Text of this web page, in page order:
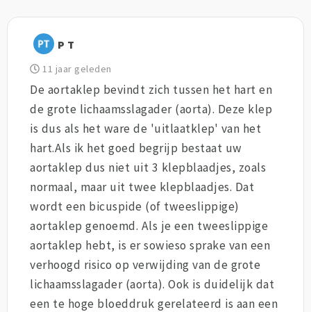
P T
11 jaar geleden
De aortaklep bevindt zich tussen het hart en
de grote lichaamsslagader (aorta). Deze klep
is dus als het ware de 'uitlaatklep' van het
hart.Als ik het goed begrijp bestaat uw
aortaklep dus niet uit 3 klepblaadjes, zoals
normaal, maar uit twee klepblaadjes. Dat
wordt een bicuspide (of tweeslippige)
aortaklep genoemd. Als je een tweeslippige
aortaklep hebt, is er sowieso sprake van een
verhoogd risico op verwijding van de grote
lichaamsslagader (aorta). Ook is duidelijk dat
een te hoge bloeddruk gerelateerd is aan een